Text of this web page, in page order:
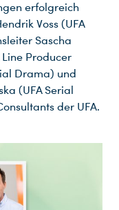
erfolgreich
Voss (UFA
Sascha
Line Producer
Drama) und
(UFA Serial
der UFA.